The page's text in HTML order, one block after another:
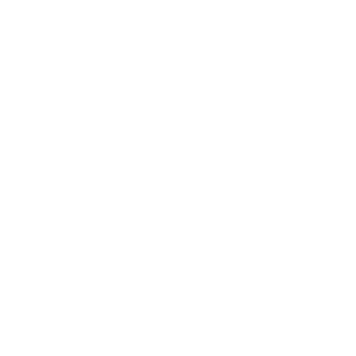
gebruik van een gesloten systeem, wat
en hygiënischer.
Elvie kolf start automatisch in de
de kolf automatisch over naar de
op het apparaat zelf.
Android. Met de Elvie kolf apparaat app
op peil te houden. En als je vragen of